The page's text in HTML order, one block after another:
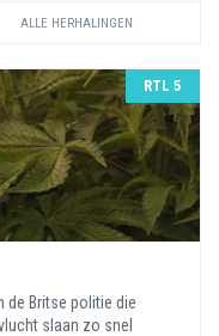
ALLE HERHALINGEN
RTL 5
de Britse politie die
slaan zo snel